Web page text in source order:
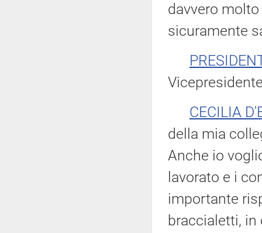
davvero
sicuramente
CECILIA
della mia
Anche io
lavorato e i
importante
braccialetti,